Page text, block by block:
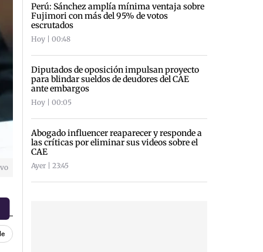
Perú: Sánchez amplía mínima ventaja sobre
Fujimori con más del 95% de votos
escrutados
Hoy | 00:48
Diputados de oposición impulsan proyecto
para blindar sueldos de deudores del CAE
ante embargos
Hoy | 00:05
Abogado influencer reaparecer y responde a
las críticas por eliminar sus videos sobre el
CAE
Ayer | 23:45